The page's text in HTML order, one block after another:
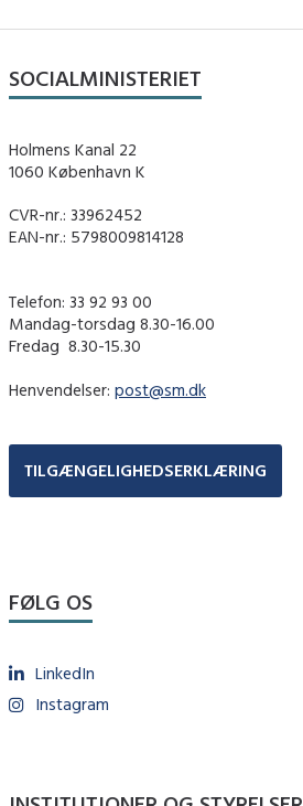
SOCIALMINISTERIET
Holmens Kanal 22
1060 København K
CVR-nr.: 33962452
EAN-nr.: 5798009814128
Telefon: 33 92 93 00
Mandag-torsdag 8.30-16.00
Fredag ​ 8.30-15.30
Henvendelser: post@sm.dk
TILGÆNGELIGHEDSERKLÆRING
FØLG OS
LinkedIn
Instagram